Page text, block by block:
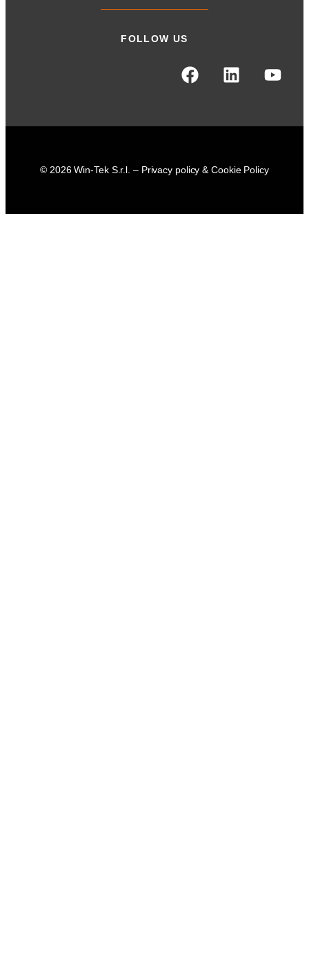
FOLLOW US
© 2026 Win-Tek S.r.l. – Privacy policy & Cookie Policy